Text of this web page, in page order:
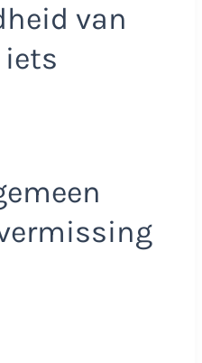
van
iets